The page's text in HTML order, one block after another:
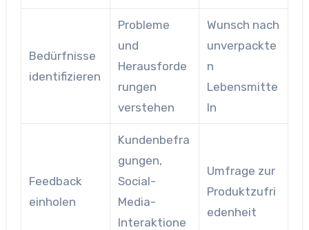
Bedürfnisse
identifizieren
Probleme
und
Herausforde
rungen
verstehen
Wunsch nach
unverpackte
n
Lebensmitte
ln
Feedback
einholen
Kundenbefra
gungen,
Social-
Media-
Interaktione
Umfrage zur
Produktzufri
edenheit